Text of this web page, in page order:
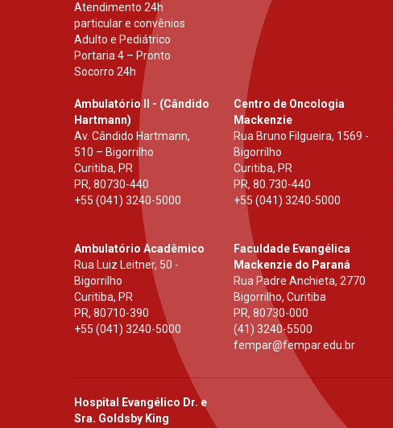
Atendimento 24h
particular e convênios
Adulto e Pediátrico
Portaria 4 – Pronto
Socorro 24h
Ambulatório II - (Cândido
Hartmann)
Av. Cândido Hartmann,
510 – Bigorrilho
Curitiba, PR
PR, 80730-440
+55 (041) 3240-5000
Centro de Oncologia
Mackenzie
Rua Bruno Filgueira, 1569 -
Bigorrilho
Curitiba, PR
PR,80.730-440
+55 (041) 3240-5000
Ambulatório Acadêmico
Rua Luiz Leitner, 50 -
Bigorrilho
Curitiba, PR
PR, 80710-390
+55 (041) 3240-5000
Faculdade Evangélica
Mackenzie do Paraná
Rua Padre Anchieta, 2770
Bigorrilho, Curitiba
PR,80730-000
(41) 3240-5500
fempar@fempar.edu.br
Hospital Evangélico Dr. e
Sra. Goldsby King